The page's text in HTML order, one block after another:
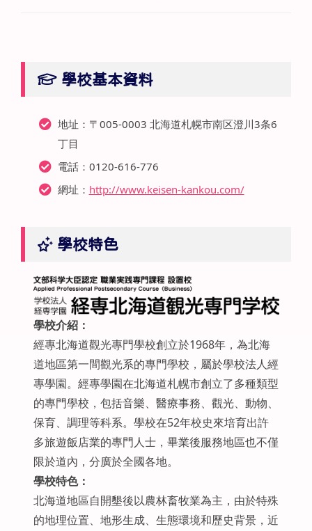
學校基本資料
地址：〒005-0003 北海道札幌市南区澄川3条6
丁目
電話：0120-616-776
網址： http://www.keisen-kankou.com/
學校特色
學校介紹：
經專北海道觀光專門學校創立於1968年，為北海
道地區第一間觀光系的專門學校，屬於學校法人經
專學園。經專學園在北海道札幌市創立了多種類型
的專門學校，包括音樂、醫療事務、觀光、動物、
保育、調理等科系。學校在52年校史來培育出許
多旅遊飯店業的專門人士，畢業後服務地區也不僅
限於道內，分廣於全國各地。
學校特色：
北海道地區自開墾後以農林畜牧業為主，由於特殊
的地理位置、地形生成、生態環境和歷史背景，近